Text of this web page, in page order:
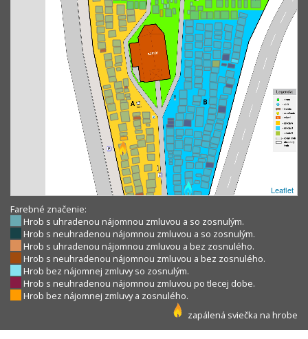
Leaflet
Farebné značenie:
Hrob s uhradenou nájomnou zmluvou a so zosnulým.
Hrob s neuhradenou nájomnou zmluvou a so zosnulým.
Hrob s uhradenou nájomnou zmluvou a bez zosnulého.
Hrob s neuhradenou nájomnou zmluvou a bez zosnulého.
Hrob bez nájomnej zmluvy so zosnulým.
Hrob s neuhradenou nájomnou zmluvou po tlecej dobe.
Hrob bez nájomnej zmluvy a zosnulého.
zapálená sviečka na hrobe